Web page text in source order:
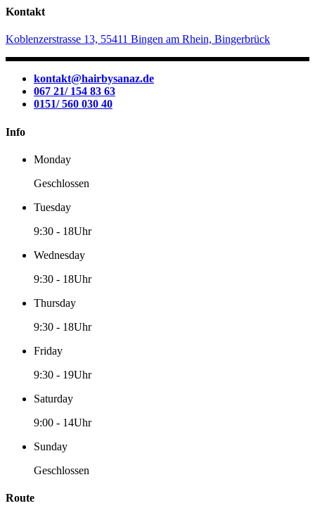
Kontakt
Koblenzerstrasse 13, 55411 Bingen am Rhein, Bingerbrück
kontakt@hairbysanaz.de
067 21/ 154 83 63
0151/ 560 030 40
Info
Monday
Geschlossen
Tuesday
9:30 - 18Uhr
Wednesday
9:30 - 18Uhr
Thursday
9:30 - 18Uhr
Friday
9:30 - 19Uhr
Saturday
9:00 - 14Uhr
Sunday
Geschlossen
Route